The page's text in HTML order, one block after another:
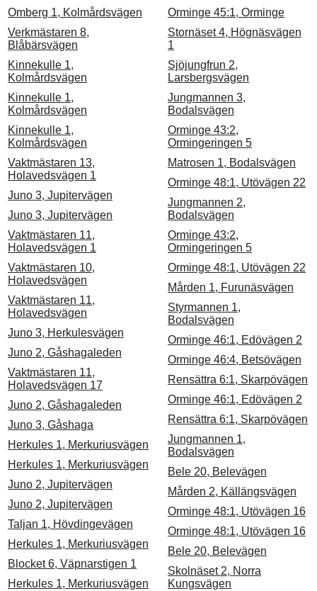
Omberg 1, Kolmårdsvägen
Verkmästaren 8,
Blåbärsvägen
Kinnekulle 1,
Kolmårdsvägen
Kinnekulle 1,
Kolmårdsvägen
Kinnekulle 1,
Kolmårdsvägen
Vaktmästaren 13,
Holavedsvägen 1
Juno 3, Jupitervägen
Juno 3, Jupitervägen
Vaktmästaren 11,
Holavedsvägen 1
Vaktmästaren 10,
Holavedsvägen
Vaktmästaren 11,
Holavedsvägen
Juno 3, Herkulesvägen
Juno 2, Gåshagaleden
Vaktmästaren 11,
Holavedsvägen 17
Juno 2, Gåshagaleden
Juno 3, Gåshaga
Herkules 1, Merkuriusvägen
Herkules 1, Merkuriusvägen
Juno 2, Jupitervägen
Juno 2, Jupitervägen
Taljan 1, Hövdingevägen
Herkules 1, Merkuriusvägen
Blocket 6, Väpnarstigen 1
Herkules 1, Merkuriusvägen
Orminge 45:1, Orminge
Stornäset 4, Högnäsvägen
1
Sjöjungfrun 2,
Larsbergsvägen
Jungmannen 3,
Bodalsvägen
Orminge 43:2,
Ormingeringen 5
Matrosen 1, Bodalsvägen
Orminge 48:1, Utövägen 22
Jungmannen 2,
Bodalsvägen
Orminge 43:2,
Ormingeringen 5
Orminge 48:1, Utövägen 22
Mården 1, Furunäsvägen
Styrmannen 1,
Bodalsvägen
Orminge 46:1, Edövägen 2
Orminge 46:4, Betsövägen
Rensättra 6:1, Skarpövägen
Orminge 46:1, Edövägen 2
Rensättra 6:1, Skarpövägen
Jungmannen 1,
Bodalsvägen
Bele 20, Belevägen
Mården 2, Källängsvägen
Orminge 48:1, Utövägen 16
Orminge 48:1, Utövägen 16
Bele 20, Belevägen
Skolnäset 2, Norra
Kungsvägen